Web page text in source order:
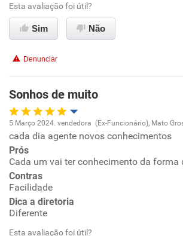
Ambiente de trabalho
Conciliação com a vida familiar
Recomenda esta empresa
Recomenda a diretoria
Esta avaliação foi útil?
Sim Não
Denunciar
Sonhos de muito
Oportunidade de promoção
Ambiente de trabalho
Conciliação com a vida familiar
5 Março 2024. vendedora (Ex-Funcionário), Mato
cada dia agente novos conhecimentos
Prós
Cada um vai ter conhecimento da forma
Contras
Facilidade
Dica a diretoria
Diferente
Esta avaliação foi útil?